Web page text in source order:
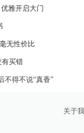
雅开启大门
无性价比
有买错
不得不说“真香”
关于